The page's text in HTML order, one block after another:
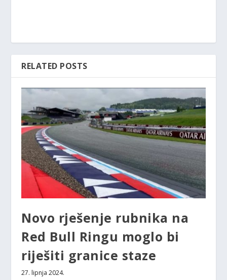
RELATED POSTS
Novo rješenje rubnika na
Red Bull Ringu moglo bi
riješiti granice staze
27. lipnja 2024.